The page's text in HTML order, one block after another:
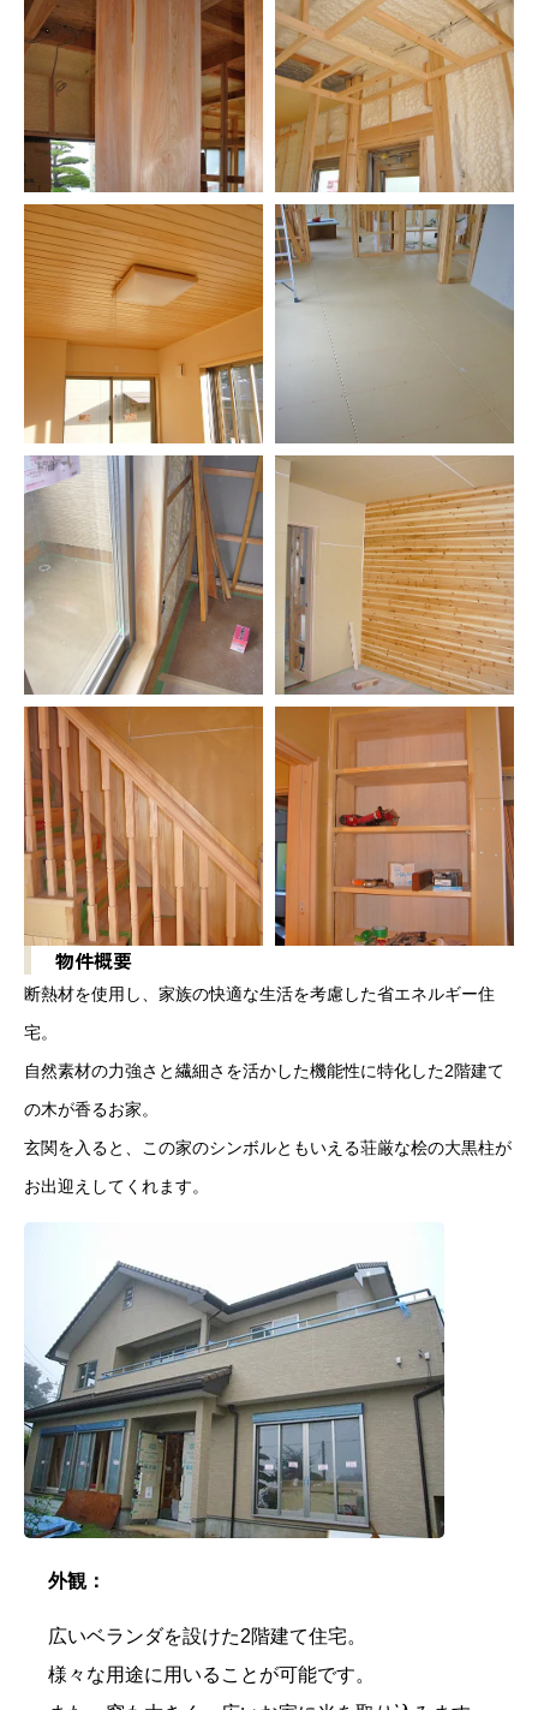
物件概要
断熱材を使用し、家族の快適な生活を考慮した省エネルギー住
宅。
自然素材の力強さと繊細さを活かした機能性に特化した2階建て
の木が香るお家。
玄関を入ると、この家のシンボルともいえる荘厳な桧の大黒柱が
お出迎えしてくれます。
外観：
広いベランダを設けた2階建て住宅。
様々な用途に用いることが可能です。